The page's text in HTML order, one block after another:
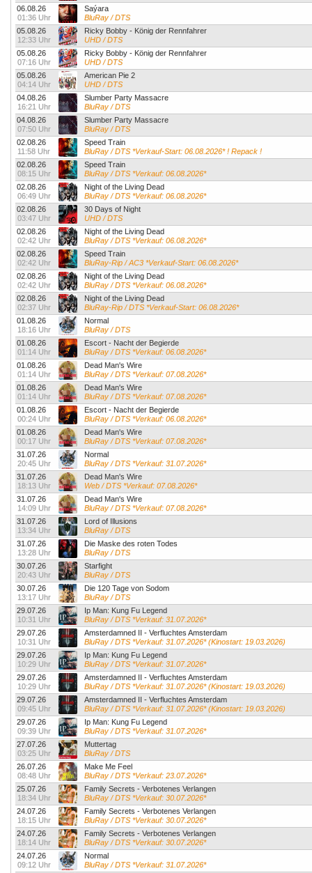
06.08.26
01:36 Uhr
Saýara
BluRay / DTS
05.08.26
12:33 Uhr
Ricky Bobby - König der Rennfahrer
UHD / DTS
05.08.26
07:16 Uhr
Ricky Bobby - König der Rennfahrer
UHD / DTS
05.08.26
04:14 Uhr
American Pie 2
UHD / DTS
04.08.26
16:21 Uhr
Slumber Party Massacre
BluRay / DTS
04.08.26
07:50 Uhr
Slumber Party Massacre
BluRay / DTS
02.08.26
11:58 Uhr
Speed Train
BluRay / DTS *Verkauf-Start: 06.08.2026* ! Repack !
02.08.26
08:15 Uhr
Speed Train
BluRay / DTS *Verkauf: 06.08.2026*
02.08.26
06:49 Uhr
Night of the Living Dead
BluRay / DTS *Verkauf: 06.08.2026*
02.08.26
03:47 Uhr
30 Days of Night
UHD / DTS
02.08.26
02:42 Uhr
Night of the Living Dead
BluRay / DTS *Verkauf: 06.08.2026*
02.08.26
02:42 Uhr
Speed Train
BluRay-Rip / AC3 *Verkauf-Start: 06.08.2026*
02.08.26
02:42 Uhr
Night of the Living Dead
BluRay / DTS *Verkauf: 06.08.2026*
02.08.26
02:37 Uhr
Night of the Living Dead
BluRay-Rip / DTS *Verkauf-Start: 06.08.2026*
01.08.26
18:16 Uhr
Normal
BluRay / DTS
01.08.26
01:14 Uhr
Escort - Nacht der Begierde
BluRay / DTS *Verkauf: 06.08.2026*
01.08.26
01:14 Uhr
Dead Man's Wire
BluRay / DTS *Verkauf: 07.08.2026*
01.08.26
01:14 Uhr
Dead Man's Wire
BluRay / DTS *Verkauf: 07.08.2026*
01.08.26
00:24 Uhr
Escort - Nacht der Begierde
BluRay / DTS *Verkauf: 06.08.2026*
01.08.26
00:17 Uhr
Dead Man's Wire
BluRay / DTS *Verkauf: 07.08.2026*
31.07.26
20:45 Uhr
Normal
BluRay / DTS *Verkauf: 31.07.2026*
31.07.26
18:13 Uhr
Dead Man's Wire
Web / DTS *Verkauf: 07.08.2026*
31.07.26
14:09 Uhr
Dead Man's Wire
BluRay / DTS *Verkauf: 07.08.2026*
31.07.26
13:34 Uhr
Lord of Illusions
BluRay / DTS
31.07.26
13:28 Uhr
Die Maske des roten Todes
BluRay / DTS
30.07.26
20:43 Uhr
Starfight
BluRay / DTS
30.07.26
13:17 Uhr
Die 120 Tage von Sodom
BluRay / DTS
29.07.26
10:31 Uhr
Ip Man: Kung Fu Legend
BluRay / DTS *Verkauf: 31.07.2026*
29.07.26
10:31 Uhr
Amsterdamned II - Verfluchtes Amsterdam
BluRay / DTS *Verkauf: 31.07.2026* (Kinostart: 19.03.2026)
29.07.26
10:29 Uhr
Ip Man: Kung Fu Legend
BluRay / DTS *Verkauf: 31.07.2026*
29.07.26
10:29 Uhr
Amsterdamned II - Verfluchtes Amsterdam
BluRay / DTS *Verkauf: 31.07.2026* (Kinostart: 19.03.2026)
29.07.26
09:45 Uhr
Amsterdamned II - Verfluchtes Amsterdam
BluRay / DTS *Verkauf: 31.07.2026* (Kinostart: 19.03.2026)
29.07.26
09:39 Uhr
Ip Man: Kung Fu Legend
BluRay / DTS *Verkauf: 31.07.2026*
27.07.26
03:25 Uhr
Muttertag
BluRay / DTS
26.07.26
08:48 Uhr
Make Me Feel
BluRay / DTS *Verkauf: 23.07.2026*
25.07.26
18:34 Uhr
Family Secrets - Verbotenes Verlangen
BluRay / DTS *Verkauf: 30.07.2026*
24.07.26
18:15 Uhr
Family Secrets - Verbotenes Verlangen
BluRay / DTS *Verkauf: 30.07.2026*
24.07.26
18:14 Uhr
Family Secrets - Verbotenes Verlangen
BluRay / DTS *Verkauf: 30.07.2026*
24.07.26
09:12 Uhr
Normal
BluRay / DTS *Verkauf: 31.07.2026*